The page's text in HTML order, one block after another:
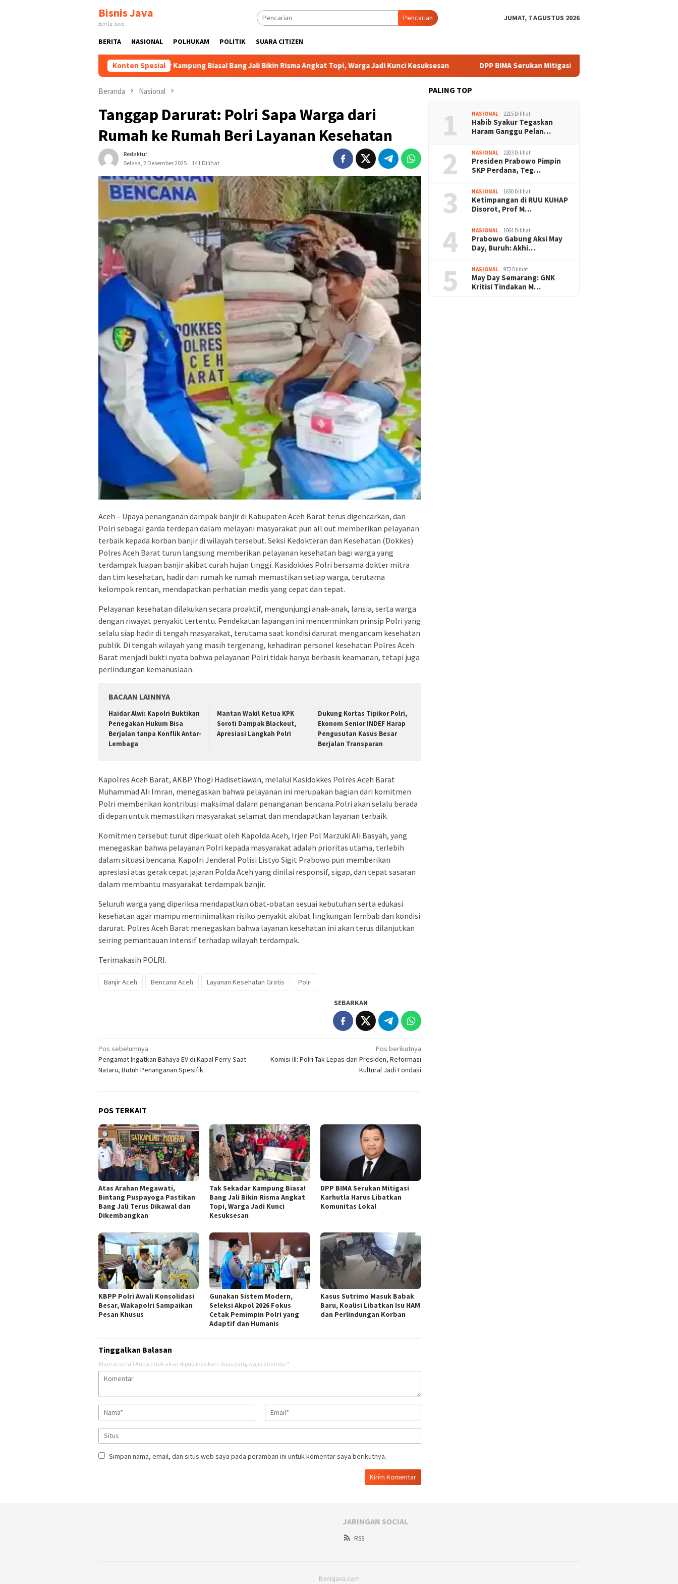
Bisnis Java
Berita Java
Pencarian JUMAT, 7 AGUSTUS 2026
BERITA NASIONAL POLHUKAM POLITIK SUARA CITIZEN
Konten Spesial
Tak Sekadar Kampung Biasa! Bang Jali Bikin Risma Angkat Topi, Warga Jadi Kunci Kesuksesan DPP BIMA Serukan Mitigasi Karhutla Harus Libatkan Komunitas Lokal
Beranda Nasional
Tanggap Darurat: Polri Sapa Warga dari
Rumah ke Rumah Beri Layanan Kesehatan
Redaktur
Selasa, 2 Desember 2025
141 Dilihat
Aceh – Upaya penanganan dampak banjir di Kabupaten Aceh Barat terus digencarkan, dan
Polri sebagai garda terdepan dalam melayani masyarakat pun all out memberikan pelayanan
terbaik kepada korban banjir di wilayah tersebut. Seksi Kedokteran dan Kesehatan (Dokkes)
Polres Aceh Barat turun langsung memberikan pelayanan kesehatan bagi warga yang
terdampak luapan banjir akibat curah hujan tinggi. Kasidokkes Polri bersama dokter mitra
dan tim kesehatan, hadir dari rumah ke rumah memastikan setiap warga, terutama
kelompok rentan, mendapatkan perhatian medis yang cepat dan tepat.
Pelayanan kesehatan dilakukan secara proaktif, mengunjungi anak-anak, lansia, serta warga
dengan riwayat penyakit tertentu. Pendekatan lapangan ini mencerminkan prinsip Polri yang
selalu siap hadir di tengah masyarakat, terutama saat kondisi darurat mengancam kesehatan
publik. Di tengah wilayah yang masih tergenang, kehadiran personel kesehatan Polres Aceh
Barat menjadi bukti nyata bahwa pelayanan Polri tidak hanya berbasis keamanan, tetapi juga
perlindungan kemanusiaan.
BACAAN LAINNYA
Haidar Alwi: Kapolri Buktikan
Penegakan Hukum Bisa
Berjalan tanpa Konflik Antar-
Lembaga
Mantan Wakil Ketua KPK
Soroti Dampak Blackout,
Apresiasi Langkah Polri
Dukung Kortas Tipikor Polri,
Ekonom Senior INDEF Harap
Pengusutan Kasus Besar
Berjalan Transparan
Kapolres Aceh Barat, AKBP Yhogi Hadisetiawan, melalui Kasidokkes Polres Aceh Barat
Muhammad Ali Imran, menegaskan bahwa pelayanan ini merupakan bagian dari komitmen
Polri memberikan kontribusi maksimal dalam penanganan bencana.Polri akan selalu berada
di depan untuk memastikan masyarakat selamat dan mendapatkan layanan terbaik.
Komitmen tersebut turut diperkuat oleh Kapolda Aceh, Irjen Pol Marzuki Ali Basyah, yang
menegaskan bahwa pelayanan Polri kepada masyarakat adalah prioritas utama, terlebih
dalam situasi bencana. Kapolri Jenderal Polisi Listyo Sigit Prabowo pun memberikan
apresiasi atas gerak cepat jajaran Polda Aceh yang dinilai responsif, sigap, dan tepat sasaran
dalam membantu masyarakat terdampak banjir.
Seluruh warga yang diperiksa mendapatkan obat-obatan sesuai kebutuhan serta edukasi
kesehatan agar mampu meminimalkan risiko penyakit akibat lingkungan lembab dan kondisi
darurat. Polres Aceh Barat menegaskan bahwa layanan kesehatan ini akan terus dilanjutkan
seiring pemantauan intensif terhadap wilayah terdampak.
Terimakasih POLRI.
Banjir Aceh Bencana Aceh Layanan Kesehatan Gratis Polri
SEBARKAN
Navigasi
pos
Pos sebelumnya
Pengamat Ingatkan Bahaya EV di Kapal Ferry Saat
Nataru, Butuh Penanganan Spesifik
Pos berikutnya
Komisi III: Polri Tak Lepas dari Presiden, Reformasi
Kultural Jadi Fondasi
POS TERKAIT
Atas Arahan Megawati,
Bintang Puspayoga Pastikan
Bang Jali Terus Dikawal dan
Dikembangkan
Tak Sekadar Kampung Biasa!
Bang Jali Bikin Risma Angkat
Topi, Warga Jadi Kunci
Kesuksesan
DPP BIMA Serukan Mitigasi
Karhutla Harus Libatkan
Komunitas Lokal
KBPP Polri Awali Konsolidasi
Besar, Wakapolri Sampaikan
Pesan Khusus
Gunakan Sistem Modern,
Seleksi Akpol 2026 Fokus
Cetak Pemimpin Polri yang
Adaptif dan Humanis
Kasus Sutrimo Masuk Babak
Baru, Koalisi Libatkan Isu HAM
dan Perlindungan Korban
Tinggalkan Balasan
Alamat email Anda tidak akan dipublikasikan. Ruas yang wajib ditandai *
Simpan nama, email, dan situs web saya pada peramban ini untuk komentar saya berikutnya.
PALING TOP
1 NASIONAL 2215 Dilihat
Habib Syakur Tegaskan
Haram Ganggu Pelan…
2 NASIONAL 2203 Dilihat
Presiden Prabowo Pimpin
SKP Perdana, Teg…
3 NASIONAL 1650 Dilihat
Ketimpangan di RUU KUHAP
Disorot, Prof M…
4 NASIONAL 1064 Dilihat
Prabowo Gabung Aksi May
Day, Buruh: Akhi…
5 NASIONAL 972 Dilihat
May Day Semarang: GNK
Kritisi Tindakan M…
JARINGAN SOCIAL
RSS
Bisnisjava.com